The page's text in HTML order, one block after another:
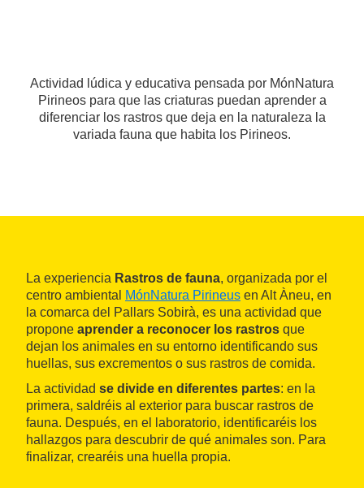
Actividad lúdica y educativa pensada por MónNatura
Pirineos para que las criaturas puedan aprender a
diferenciar los rastros que deja en la naturaleza la
variada fauna que habita los Pirineos.
La experiencia Rastros de fauna, organizada por el
centro ambiental
MónNatura Pirineus en Alt Àneu, en
la comarca del Pallars Sobirà, es una actividad que
propone aprender a reconocer los rastros que
dejan los animales en su entorno identificando sus
huellas, sus excrementos o sus rastros de comida.
La actividad se divide en diferentes partes: en la
primera, saldréis al exterior para buscar rastros de
fauna. Después, en el laboratorio, identificaréis los
hallazgos para descubrir de qué animales son. Para
finalizar, crearéis una huella propia.